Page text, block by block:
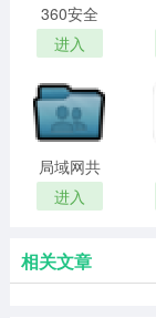
360安全
云盘
进入
局域网共
享一键通
进入
相关文章